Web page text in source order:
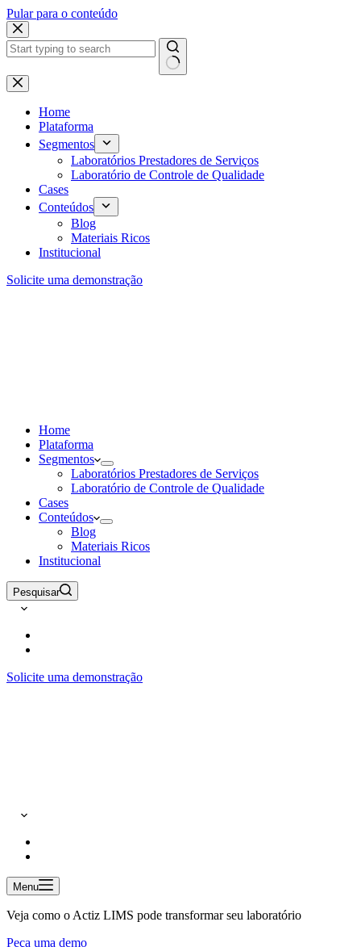
Pular para o conteúdo
Home
Plataforma
Segmentos
Laboratórios Prestadores de Serviços
Laboratório de Controle de Qualidade
Cases
Conteúdos
Blog
Materiais Ricos
Institucional
Solicite uma demonstração
Home
Plataforma
Segmentos
Laboratórios Prestadores de Serviços
Laboratório de Controle de Qualidade
Cases
Conteúdos
Blog
Materiais Ricos
Institucional
Pesquisar
Solicite uma demonstração
Menu
Veja como o Actiz LIMS pode transformar seu laboratório
Peça uma demo